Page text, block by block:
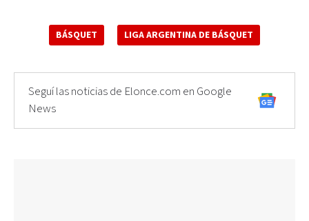
BÁSQUET LIGA ARGENTINA DE BÁSQUET
Seguí las noticias de Elonce.com en Google
News